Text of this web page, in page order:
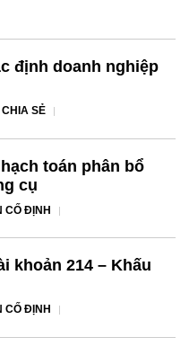
định doanh nghiệp
SẺ
toán phân bổ
cụ
CỐ ĐỊNH
khoản 214 – Khấu
CỐ ĐỊNH